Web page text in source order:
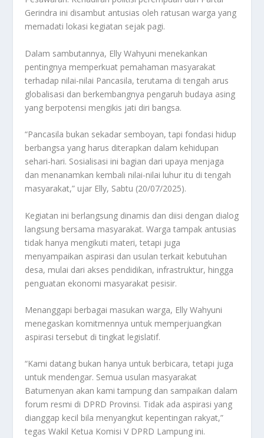
Gerindra ini disambut antusias oleh ratusan warga yang
memadati lokasi kegiatan sejak pagi.
Dalam sambutannya, Elly Wahyuni menekankan
pentingnya memperkuat pemahaman masyarakat
terhadap nilai-nilai Pancasila, terutama di tengah arus
globalisasi dan berkembangnya pengaruh budaya asing
yang berpotensi mengikis jati diri bangsa.
“Pancasila bukan sekadar semboyan, tapi fondasi hidup
berbangsa yang harus diterapkan dalam kehidupan
sehari-hari. Sosialisasi ini bagian dari upaya menjaga
dan menanamkan kembali nilai-nilai luhur itu di tengah
masyarakat,” ujar Elly, Sabtu (20/07/2025).
Kegiatan ini berlangsung dinamis dan diisi dengan dialog
langsung bersama masyarakat. Warga tampak antusias
tidak hanya mengikuti materi, tetapi juga
menyampaikan aspirasi dan usulan terkait kebutuhan
desa, mulai dari akses pendidikan, infrastruktur, hingga
penguatan ekonomi masyarakat pesisir.
Menanggapi berbagai masukan warga, Elly Wahyuni
menegaskan komitmennya untuk memperjuangkan
aspirasi tersebut di tingkat legislatif.
“Kami datang bukan hanya untuk berbicara, tetapi juga
untuk mendengar. Semua usulan masyarakat
Batumenyan akan kami tampung dan sampaikan dalam
forum resmi di DPRD Provinsi. Tidak ada aspirasi yang
dianggap kecil bila menyangkut kepentingan rakyat,”
tegas Wakil Ketua Komisi V DPRD Lampung ini.